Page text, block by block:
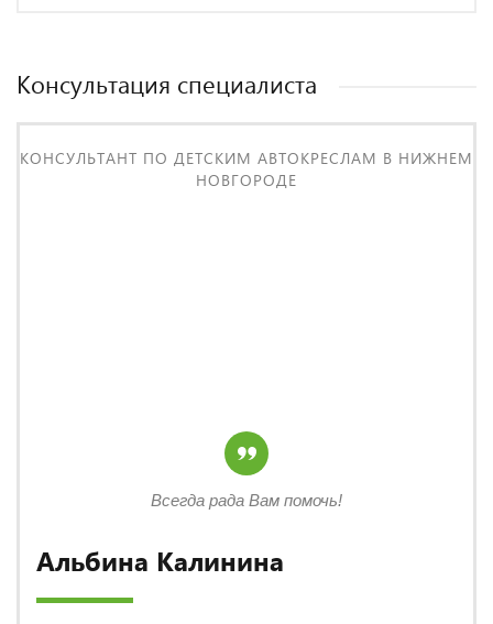
Консультация специалиста
КОНСУЛЬТАНТ ПО ДЕТСКИМ АВТОКРЕСЛАМ В НИЖНЕМ
НОВГОРОДЕ
Альбина Калинина
Всегда рада Вам помочь!